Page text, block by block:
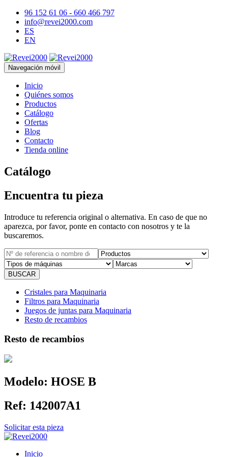
96 152 61 06 - 660 466 797
info@revei2000.com
ES
EN
Navegación móvil
Inicio
Quiénes somos
Productos
Catálogo
Ofertas
Blog
Contacto
Tienda online
Catálogo
Encuentra tu pieza
Introduce tu referencia original o alternativa. En caso de que no
aparezca, por favor, ponte en contacto con nosotros y te la
buscaremos.
Cristales para Maquinaria
Filtros para Maquinaria
Juegos de juntas para Maquinaria
Resto de recambios
Resto de recambios
Modelo: HOSE B
Ref: 142007A1
Solicitar esta pieza
Inicio